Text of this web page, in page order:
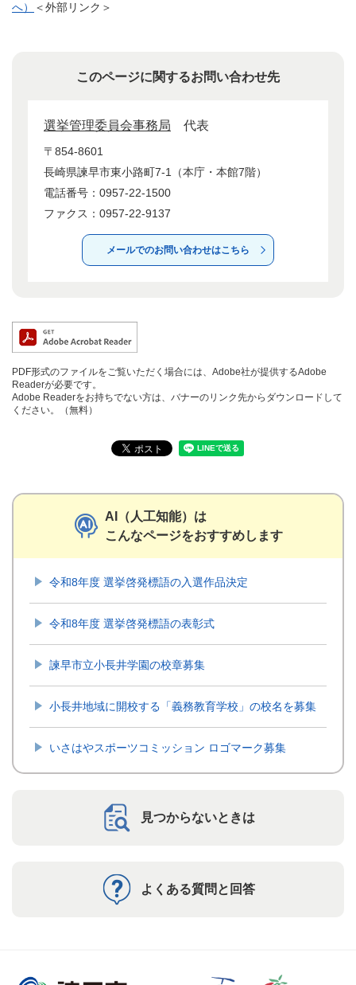
へ）
＜外部リンク＞
このページに関するお問い合わせ先
選挙管理委員会事務局 代表
〒854-8601
長崎県諫早市東小路町7-1（本庁・本館7階）
電話番号：0957-22-1500
ファクス：0957-22-9137
メールでのお問い合わせはこちら
PDF形式のファイルをご覧いただく場合には、Adobe社が提供するAdobe
Readerが必要です。
Adobe Readerをお持ちでない方は、バナーのリンク先からダウンロードして
ください。（無料）
AI（人工知能）は
こんなページをおすすめします
令和8年度 選挙啓発標語の入選作品決定
令和8年度 選挙啓発標語の表彰式
諫早市立小長井学園の校章募集
小長井地域に開校する「義務教育学校」の校名を募集
いさはやスポーツコミッション ロゴマーク募集
見つからないときは
よくある質問と回答